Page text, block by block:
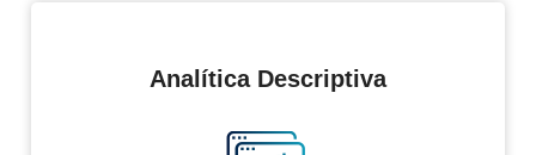
Analítica Descriptiva